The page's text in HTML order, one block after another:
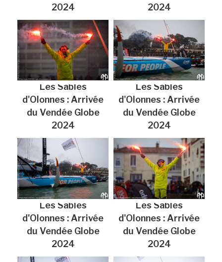
2024
2024
Les Sables
d'Olonnes : Arrivée
du Vendée Globe
2024
Les Sables
d'Olonnes : Arrivée
du Vendée Globe
2024
Les Sables
d'Olonnes : Arrivée
du Vendée Globe
2024
Les Sables
d'Olonnes : Arrivée
du Vendée Globe
2024